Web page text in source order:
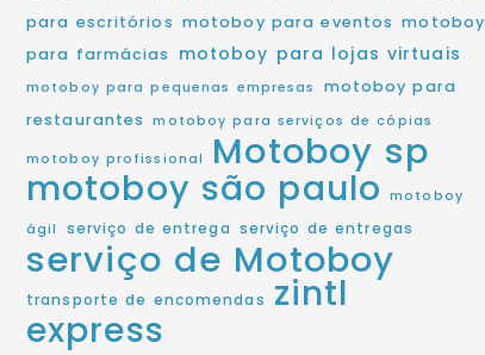
para escritórios motoboy para eventos motoboy
para farmácias
motoboy para lojas virtuais
motoboy para pequenas empresas
motoboy para
restaurantes
motoboy para serviços de cópias
motoboy profissional Motoboy sp
motoboy são paulo
motoboy
ágil
serviço de entrega serviço de entregas
serviço de Motoboy
transporte de encomendas zintl
express